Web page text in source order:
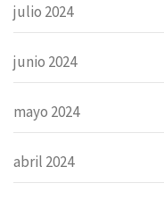
julio 2024
junio 2024
mayo 2024
abril 2024